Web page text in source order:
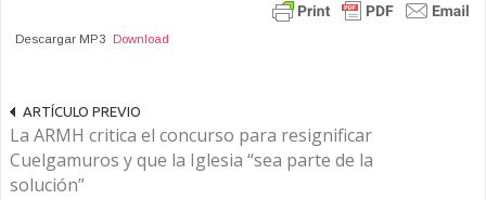
Descargar MP3 Download
ARTÍCULO PREVIO
La ARMH critica el concurso para resignificar
Cuelgamuros y que la Iglesia “sea parte de la
solución”